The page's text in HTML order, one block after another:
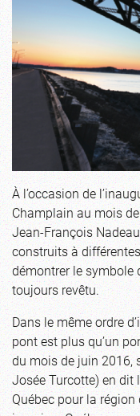
À l’occasion de
Champlain au mois
Jean-François
construits à
démontrer le symbole
toujours revêtu.
Dans le même ordre
pont est plus qu’un
du mois de juin 2016,
Josée Turcotte) en dit
Québec pour la région